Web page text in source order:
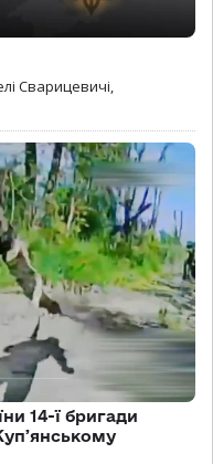
Сварицевичі,
14-ї бригади